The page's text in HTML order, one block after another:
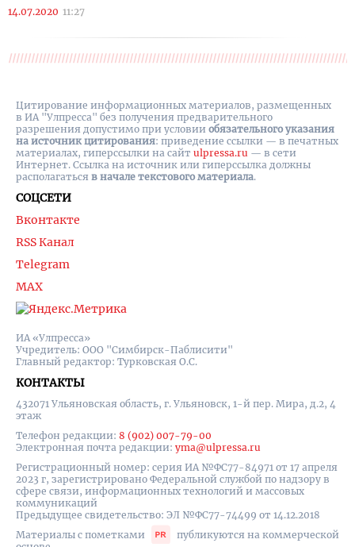
14.07.2020 11:27
ИА «Улпресса»
Учредитель: ООО "Симбирск-Паблисити"
Главный редактор: Турковская О.С.
КОНТАКТЫ
432071 Ульяновская область, г. Ульяновск, 1-й пер. Мира, д.2, 4
этаж
Телефон редакции: 8 (902) 007-79-00
Электронная почта редакции: yma@ulpressa.ru
Регистрационный номер: серия ИА №ФС77-84971 от 17 апреля
2023 г, зарегистрировано Федеральной службой по надзору в
сфере связи, информационных технологий и массовых
коммуникаций
Предыдущее свидетельство: ЭЛ №ФС77-74499 от 14.12.2018
Материалы с пометками
публикуются на коммерческой
СОЦСЕТИ
Вконтакте
RSS Канал
Telegram
MAX
Цитирование информационных материалов, размещенных
в ИА "Улпресса" без получения предварительного
разрешения допустимо при условии обязательного указания
на источник цитирования: приведение ссылки — в печатных
материалах, гиперссылки на cайт ulpressa.ru — в сети
Интернет. Ссылка на источник или гиперссылка должны
располагаться в начале текстового материала.